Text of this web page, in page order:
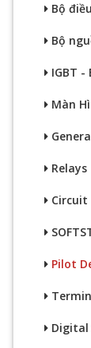
Bộ
Bộ
IGBT -
Màn
Relays
Pilot
Digital